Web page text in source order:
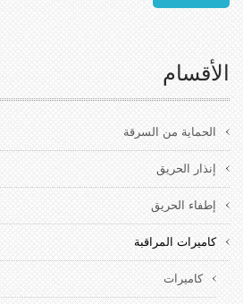
الأقسام
الحماية من السرقة
إنذار الحريق
إطفاء الحريق
كاميرات المراقبة
كاميرات